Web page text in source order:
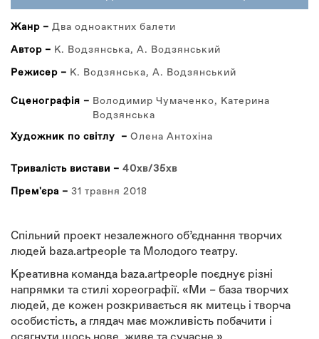
ВКЛАДКА)
Жанр – Два одноактних балети
Автор – К. Водзянська, А. Водзянський
Режисер – К. Водзянська, А. Водзянський
Сценографія – Володимир Чумаченко, Катерина
Водзянська
Художник по світлу – Олена Антохіна
Тривалість вистави – 40хв/35хв
Прем'єра – 31 травня 2018
Спільний проект незалежного об’єднання творчих
людей baza.artpeople та Молодого театру.
Креативна команда baza.artpeople поєднує різні
напрямки та стилі хореографії. «Ми – база творчих
людей, де кожен розкривається як митець і творча
особистість, а глядач має можливість побачити і